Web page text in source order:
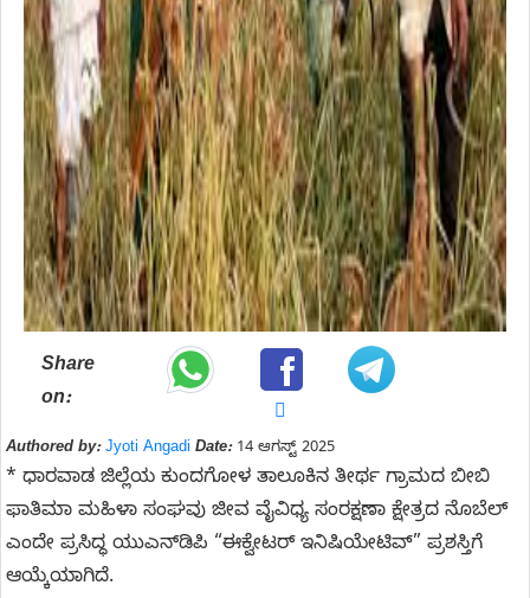
Share
on:
Authored by: Jyoti Angadi Date:14 ಆಗಸ್ಟ್ 2025
* ಧಾರವಾಡ ಜಿಲ್ಲೆಯ ಕುಂದಗೋಳ ತಾಲೂಕಿನ ತೀರ್ಥ ಗ್ರಾಮದ ಬೀಬಿ
ಫಾತಿಮಾ ಮಹಿಳಾ ಸಂಘವು ಜೀವ ವೈವಿಧ್ಯ ಸಂರಕ್ಷಣಾ ಕ್ಷೇತ್ರದ ನೊಬೆಲ್
ಎಂದೇ ಪ್ರಸಿದ್ಧ ಯುಎನ್‌ಡಿಪಿ “ಈಕ್ವೇಟರ್ ಇನಿಷಿಯೇಟಿವ್” ಪ್ರಶಸ್ತಿಗೆ
ಆಯ್ಕೆಯಾಗಿದೆ.